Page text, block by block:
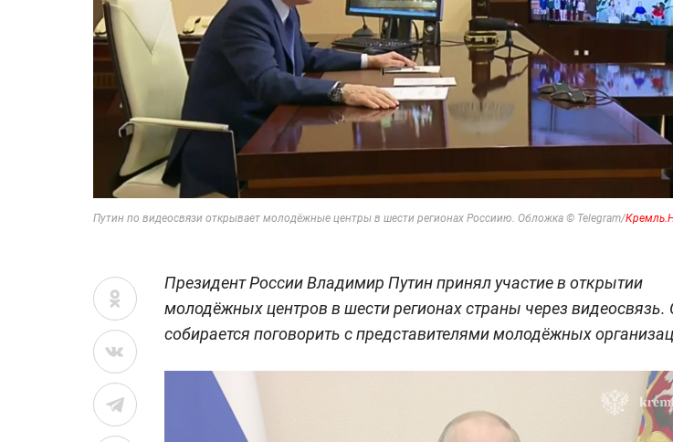
Путин по видеосвязи открывает молодёжные центры в шести регионах Россиию. Обложка © Telegram/
Президент России Владимир Путин принял участие в открытии
молодёжных центров в шести регионах страны через видеосвязь.
собирается поговорить с представителями молодёжных